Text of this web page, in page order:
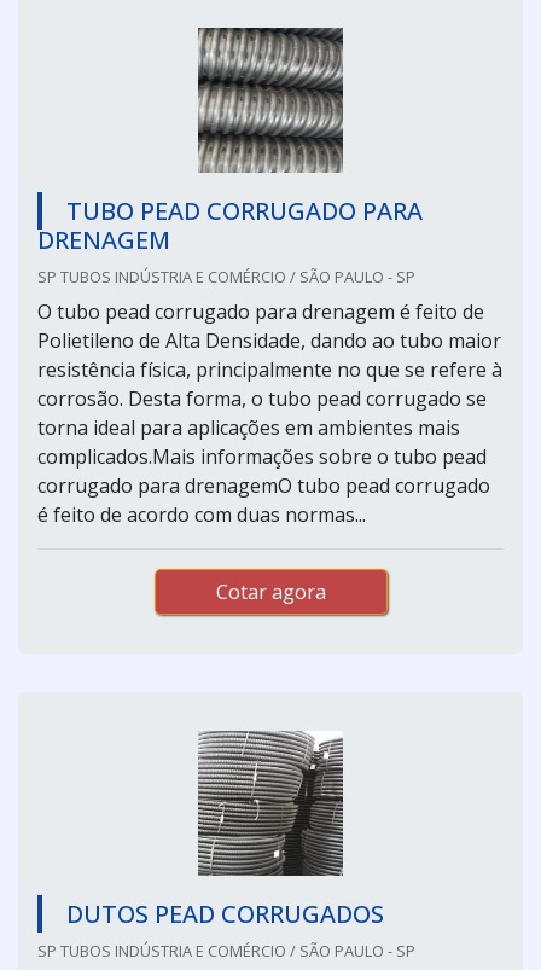
TUBO PEAD CORRUGADO PARA
DRENAGEM
SP TUBOS INDÚSTRIA E COMÉRCIO / SÃO PAULO - SP
O tubo pead corrugado para drenagem é feito de
Polietileno de Alta Densidade, dando ao tubo maior
resistência física, principalmente no que se refere à
corrosão. Desta forma, o tubo pead corrugado se
torna ideal para aplicações em ambientes mais
complicados.Mais informações sobre o tubo pead
corrugado para drenagemO tubo pead corrugado
é feito de acordo com duas normas...
Cotar agora
DUTOS PEAD CORRUGADOS
SP TUBOS INDÚSTRIA E COMÉRCIO / SÃO PAULO - SP